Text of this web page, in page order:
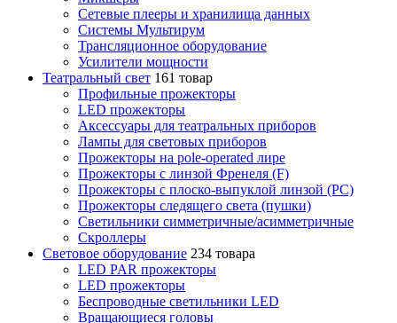
Сетевые плееры и хранилища данных
Системы Мультирум
Трансляционное оборудование
Усилители мощности
Театральный свет 161 товар
Профильные прожекторы
LED прожекторы
Аксессуары для театральных приборов
Лампы для световых приборов
Прожекторы на pole-operated лире
Прожекторы с линзой Френеля (F)
Прожекторы с плоско-выпуклой линзой (PC)
Прожекторы следящего света (пушки)
Светильники симметричные/асимметричные
Скроллеры
Световое оборудование 234 товара
LED PAR прожекторы
LED прожекторы
Беспроводные светильники LED
Вращающиеся головы